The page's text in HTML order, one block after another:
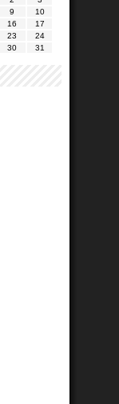
9
10
16
17
23
24
30 31